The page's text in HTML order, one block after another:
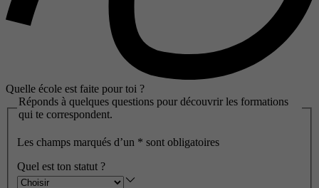
Quelle école est faite pour toi ?
Réponds à quelques questions pour découvrir les formations
qui te correspondent.
Les champs marqués d’un * sont obligatoires
Quel est ton statut ?